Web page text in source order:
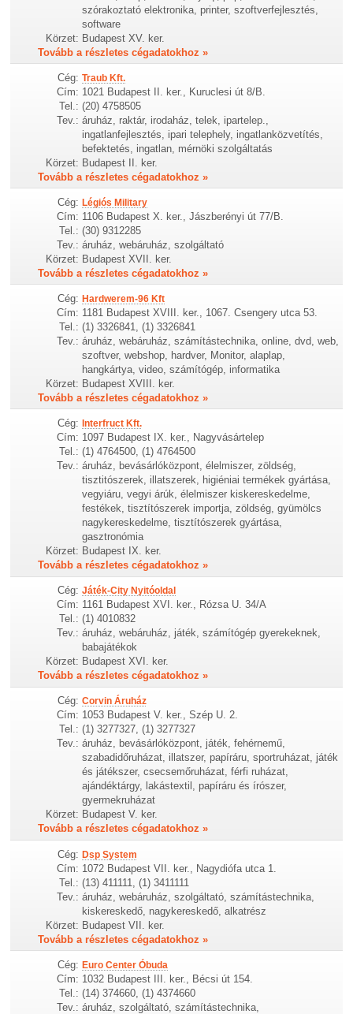
szórakoztató elektronika, printer, szoftverfejlesztés,
software
Körzet: Budapest XV. ker.
Tovább a részletes cégadatokhoz »
Cég: Traub Kft.
Cím: 1021 Budapest II. ker., Kuruclesi út 8/B.
Tel.: (20) 4758505
Tev.: áruház, raktár, irodaház, telek, ipartelep.,
ingatlanfejlesztés, ipari telephely, ingatlanközvetítés,
befektetés, ingatlan, mérnöki szolgáltatás
Körzet: Budapest II. ker.
Tovább a részletes cégadatokhoz »
Cég: Légiós Military
Cím: 1106 Budapest X. ker., Jászberényi út 77/B.
Tel.: (30) 9312285
Tev.: áruház, webáruház, szolgáltató
Körzet: Budapest XVII. ker.
Tovább a részletes cégadatokhoz »
Cég: Hardwerem-96 Kft
Cím: 1181 Budapest XVIII. ker., 1067. Csengery utca 53.
Tel.: (1) 3326841, (1) 3326841
Tev.: áruház, webáruház, számítástechnika, online, dvd, web,
szoftver, webshop, hardver, Monitor, alaplap,
hangkártya, video, számítógép, informatika
Körzet: Budapest XVIII. ker.
Tovább a részletes cégadatokhoz »
Cég: Interfruct Kft.
Cím: 1097 Budapest IX. ker., Nagyvásártelep
Tel.: (1) 4764500, (1) 4764500
Tev.: áruház, bevásárlóközpont, élelmiszer, zöldség,
tisztitószerek, illatszerek, higiéniai termékek gyártása,
vegyiáru, vegyi árúk, élelmiszer kiskereskedelme,
festékek, tisztítószerek importja, zöldség, gyümölcs
nagykereskedelme, tisztítószerek gyártása,
gasztronómia
Körzet: Budapest IX. ker.
Tovább a részletes cégadatokhoz »
Cég: Játék-City Nyitóoldal
Cím: 1161 Budapest XVI. ker., Rózsa U. 34/A
Tel.: (1) 4010832
Tev.: áruház, webáruház, játék, számítógép gyerekeknek,
babajátékok
Körzet: Budapest XVI. ker.
Tovább a részletes cégadatokhoz »
Cég: Corvin Áruház
Cím: 1053 Budapest V. ker., Szép U. 2.
Tel.: (1) 3277327, (1) 3277327
Tev.: áruház, bevásárlóközpont, játék, fehérnemű,
szabadidőruházat, illatszer, papíráru, sportruházat, játék
és játékszer, csecsemőruházat, férfi ruházat,
ajándéktárgy, lakástextil, papíráru és írószer,
gyermekruházat
Körzet: Budapest V. ker.
Tovább a részletes cégadatokhoz »
Cég: Dsp System
Cím: 1072 Budapest VII. ker., Nagydiófa utca 1.
Tel.: (13) 411111, (1) 3411111
Tev.: áruház, webáruház, szolgáltató, számítástechnika,
kiskereskedő, nagykereskedő, alkatrész
Körzet: Budapest VII. ker.
Tovább a részletes cégadatokhoz »
Cég: Euro Center Óbuda
Cím: 1032 Budapest III. ker., Bécsi út 154.
Tel.: (14) 374660, (1) 4374660
Tev.: áruház, szolgáltató, számítástechnika,